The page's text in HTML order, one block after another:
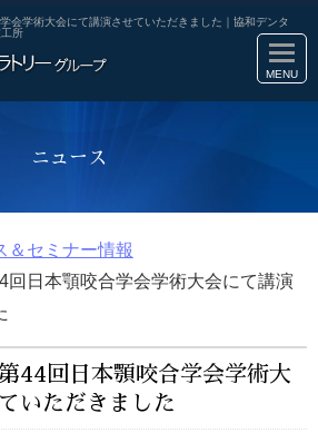
会学術大会にて講演させていただきました｜協和デンタ
所
ニュース
＆セミナー情報
日本顎咬合学会学術大会にて講演
44回日本顎咬合学会学術大
いただきました